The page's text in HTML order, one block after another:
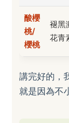
酸櫻
桃/
櫻桃
褪黑
花青
講完好的，
就是因為不